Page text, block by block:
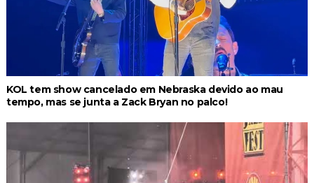
KOL tem show cancelado em Nebraska devido ao mau
tempo, mas se junta a Zack Bryan no palco!